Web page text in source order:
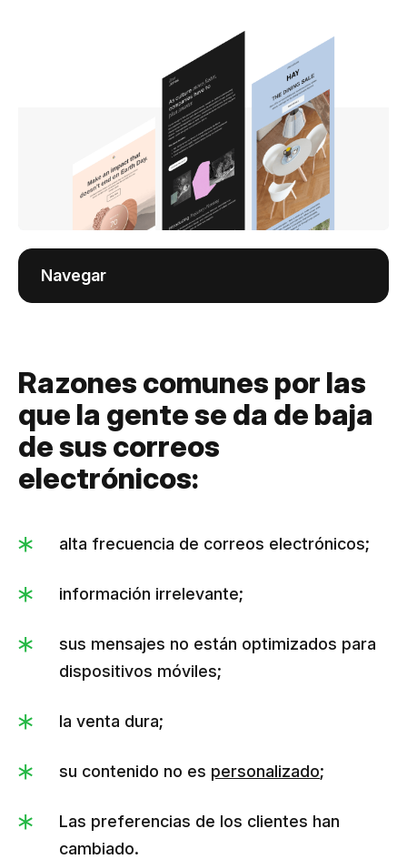
Navegar
Razones comunes por las
que la gente se da de baja
de sus correos
electrónicos:
alta frecuencia de correos electrónicos;
información irrelevante;
sus mensajes no están optimizados para
dispositivos móviles;
la venta dura;
su contenido no es personalizado;
Las preferencias de los clientes han
cambiado.